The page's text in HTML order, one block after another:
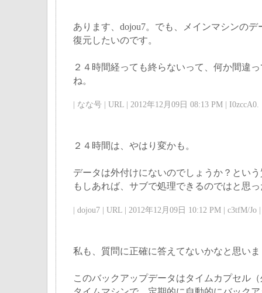
あります、dojou7。でも、メインマシンのデ
復元したいのです。
２４時間経っても終らないって、何か間違
ね。
| なな号 | URL | 2012年12月09日 08:13 PM | I0zccA0.
２４時間は、やはり変かも。
データは外付けにないのでしょうか？とい
もしあれば、サブで処理できるのではと思
| dojou7 | URL | 2012年12月09日 10:12 PM | c3tfM/Jo |
私も、質問に正確に答えてないかなと思い
このバックアップデータはタイムカプセル